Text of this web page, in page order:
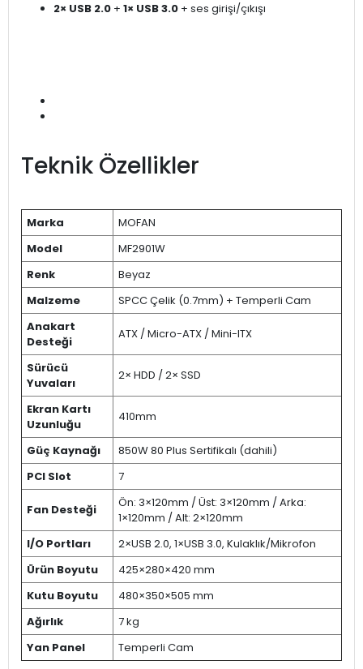
2× USB 2.0 + 1× USB 3.0 + ses girişi/çıkışı
Teknik Özellikler
Marka
MOFAN
Model
MF2901W
Renk
Beyaz
Malzeme
SPCC Çelik (0.7mm) + Temperli Cam
Anakart
Desteği
ATX / Micro-ATX / Mini-ITX
Sürücü
Yuvaları
2× HDD / 2× SSD
Ekran Kartı
Uzunluğu
410mm
Güç Kaynağı
850W 80 Plus Sertifikalı (dahili)
PCI Slot
7
Fan Desteği
Ön: 3×120mm / Üst: 3×120mm / Arka:
1×120mm / Alt: 2×120mm
I/O Portları
2×USB 2.0, 1×USB 3.0, Kulaklık/Mikrofon
Ürün Boyutu
425×280×420 mm
Kutu Boyutu
480×350×505 mm
Ağırlık
7 kg
Yan Panel
Temperli Cam